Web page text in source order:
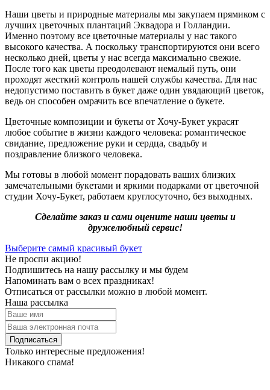
Наши цветы и природные материалы мы закупаем прямиком с
лучших цветочных плантаций Эквадора и Голландии.
Именно поэтому все цветочные материалы у нас такого
высокого качества. А поскольку транспортируются они всего
несколько дней, цветы у нас всегда максимально свежие.
После того как цветы преодолевают немалый путь, они
проходят жесткий контроль нашей службы качества. Для нас
недопустимо поставить в букет даже один увядающий цветок,
ведь он способен омрачить все впечатление о букете.
Цветочные композиции и букеты от Хочу-Букет украсят
любое событие в жизни каждого человека: романтическое
свидание, предложение руки и сердца, свадьбу и
поздравление близкого человека.
Мы готовы в любой момент порадовать ваших близких
замечательными букетами и яркими подарками от цветочной
студии Хочу-Букет, работаем круглосуточно, без выходных.
Сделайте заказ и сами оцените наши цветы и
дружелюбный сервис!
Выберите самый красивый букет
Не проспи акцию!
Подпишитесь на нашу рассылку и мы будем
Напоминать вам о всех праздниках!
Отписаться от рассылки можно в любой момент.
Наша рассылка
Подписаться
Только интересные предложения!
Никакого спама!